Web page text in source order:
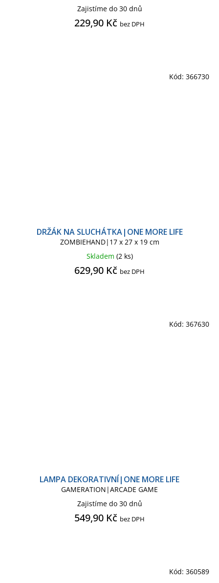
Zajistíme do 30 dnů
229,90 Kč bez DPH
DRŽÁK NA SLUCHÁTKA|ONE MORE LIFE
ZOMBIEHAND|17 x 27 x 19 cm
Skladem (2 ks)
629,90 Kč bez DPH
Kód: 366730
LAMPA DEKORATIVNÍ|ONE MORE LIFE
GAMERATION|ARCADE GAME
Zajistíme do 30 dnů
549,90 Kč bez DPH
Kód: 367630
Kód: 360589